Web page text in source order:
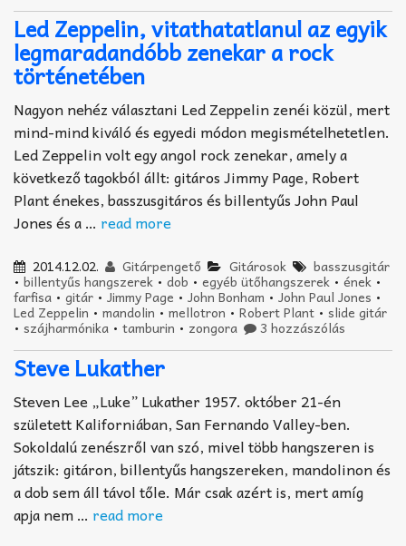
Led Zeppelin, vitathatatlanul az egyik
legmaradandóbb zenekar a rock
történetében
Nagyon nehéz választani Led Zeppelin zenéi közül, mert
mind-mind kiváló és egyedi módon megismételhetetlen.
Led Zeppelin volt egy angol rock zenekar, amely a
következő tagokból állt: gitáros Jimmy Page, Robert
Plant énekes, basszusgitáros és billentyűs John Paul
Jones és a … read more
2014.12.02. Gitárpengető Gitárosok basszusgitár
• billentyűs hangszerek • dob • egyéb ütőhangszerek • ének •
farfisa • gitár • Jimmy Page • John Bonham • John Paul Jones •
Led Zeppelin • mandolin • mellotron • Robert Plant • slide gitár
• szájharmónika • tamburin • zongora 3 hozzászólás
Steve Lukather
Steven Lee „Luke” Lukather 1957. október 21-én
született Kaliforniában, San Fernando Valley-ben.
Sokoldalú zenészről van szó, mivel több hangszeren is
játszik: gitáron, billentyűs hangszereken, mandolinon és
a dob sem áll távol tőle. Már csak azért is, mert amíg
apja nem … read more